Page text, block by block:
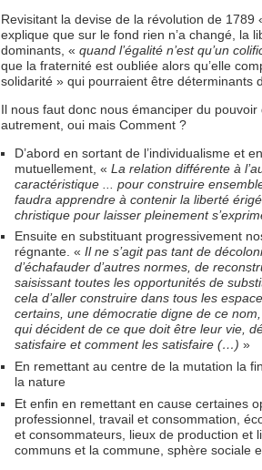
Revisitant la devise de la révolution de
explique que sur le fond rien n’a changé, la
dominants, « quand l’égalité n’est qu’un
que la fraternité est oubliée alors qu’elle
solidarité » qui pourraient être déterminants
Il nous faut donc nous émanciper du
autrement, oui mais Comment ?
D’abord en sortant de l’individualisme et
mutuellement, « La relation différente à
caractéristique ... pour construire
faudra apprendre à contenir la liberté
christique pour laisser pleinement
Ensuite en substituant progressivement
régnante. « Il ne s’agit pas tant de
d’échafauder d’autres normes, de
saisissant toutes les opportunités de
cela d’aller construire dans tous les
certains, une démocratie digne de ce
qui décident de ce que doit être leur vie,
satisfaire et comment les satisfaire (…) »
En remettant au centre de la mutation la
la nature
Et enfin en remettant en cause certaines
professionnel, travail et consommation,
et consommateurs, lieux de production et
communs et la commune, sphère sociale